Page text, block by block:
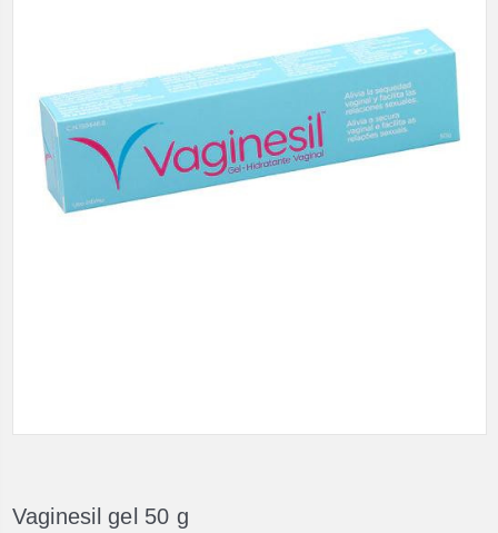
Vaginesil gel 50 g